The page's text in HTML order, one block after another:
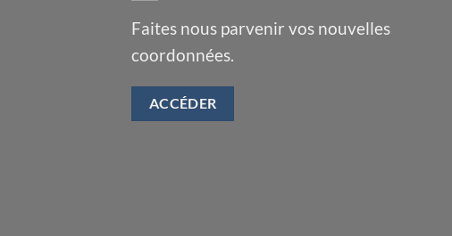
Faites nous parvenir vos nouvelles
coordonnées.
ACCÉDER